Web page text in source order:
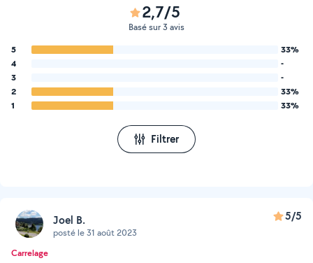
2,7/5
Basé sur 3 avis
5
33%
4
-
3
-
2
33%
1
33%
Filtrer
Joel B.
posté le 31 août 2023
5/5
Carrelage